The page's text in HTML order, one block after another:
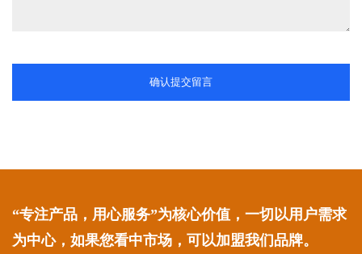
确认提交留言
“专注产品，用心服务”为核心价值，一切以用户需求
为中心，如果您看中市场，可以加盟我们品牌。